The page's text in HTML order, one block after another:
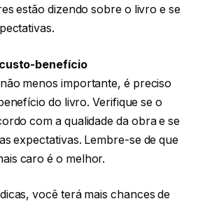
estão dizendo sobre o livro e se
benefício
menos importante, é preciso
do livro. Verifique se o
com a qualidade da obra e se
expectativas. Lembre-se de que
caro é o melhor.
você terá mais chances de